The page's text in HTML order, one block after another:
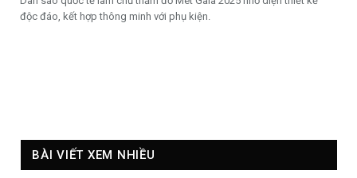
độc đáo, kết hợp thông minh với phụ kiện.
BÀI VIẾT XEM NHIỀU